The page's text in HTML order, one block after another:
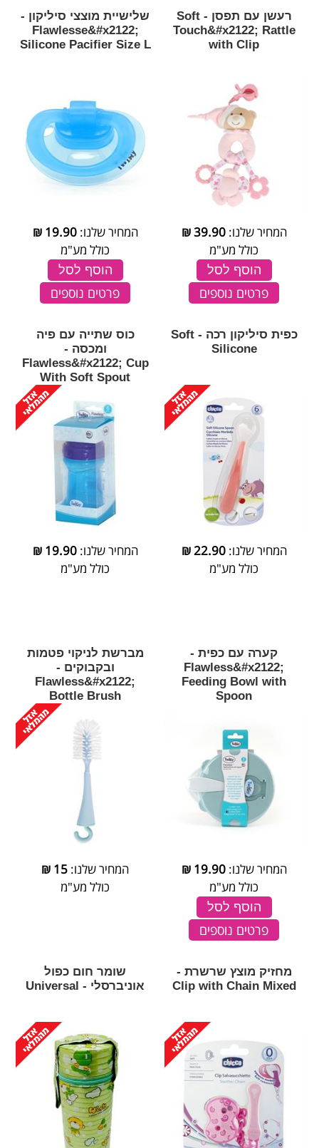
רעשן עם תפסן - Soft
Touch&#x2122; Rattle
with Clip
המחיר שלנו:39.90
₪
כולל מע"מ
הוסף לסל
פרטים נוספים
שלישיית מוצצי סיליקון -
Flawlesse&#x2122;
Silicone Pacifier Size L
המחיר שלנו:19.90
₪
כולל מע"מ
הוסף לסל
פרטים נוספים
כפית סיליקון רכה - Soft
Silicone
המחיר שלנו:22.90
₪
כולל מע"מ
כוס שתייה עם פיה
ומכסה -
Flawless&#x2122; Cup
With Soft Spout
המחיר שלנו:19.90
₪
כולל מע"מ
קערה עם כפית -
Flawless&#x2122;
Feeding Bowl with
Spoon
המחיר שלנו:19.90
₪
כולל מע"מ
הוסף לסל
פרטים נוספים
מברשת לניקוי פטמות
ובקבוקים -
Flawless&#x2122;
Bottle Brush
המחיר שלנו: 15
₪
כולל מע"מ
מחזיק מוצץ שרשרת -
Clip with Chain Mixed
שומר חום כפול
אוניברסלי - Universal